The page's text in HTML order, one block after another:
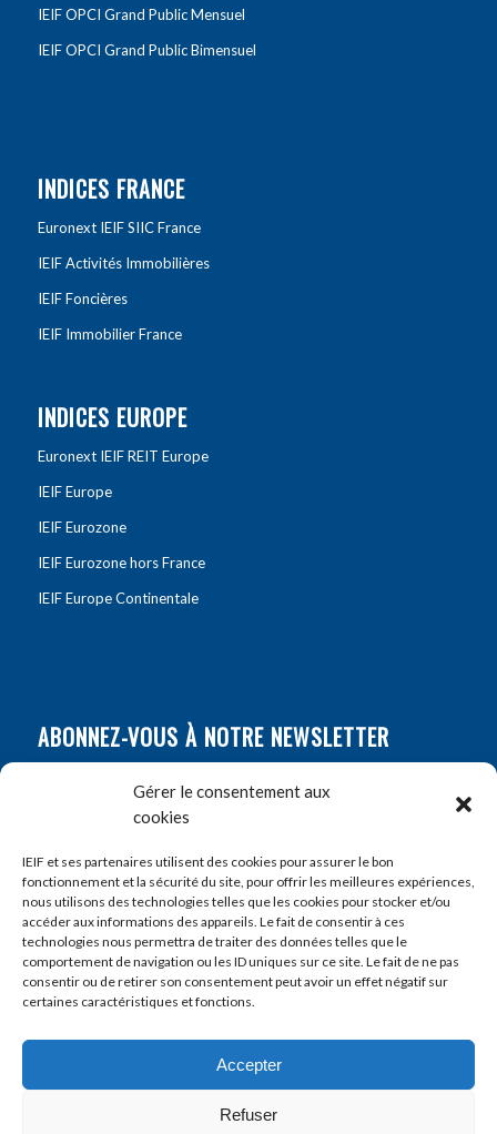
Gérer le consentement aux
cookies
IEIF et ses partenaires utilisent des cookies pour assurer le bon
fonctionnement et la sécurité du site, pour offrir les meilleures expériences,
nous utilisons des technologies telles que les cookies pour stocker et/ou
accéder aux informations des appareils. Le fait de consentir à ces
technologies nous permettra de traiter des données telles que le
comportement de navigation ou les ID uniques sur ce site. Le fait de ne pas
consentir ou de retirer son consentement peut avoir un effet négatif sur
certaines caractéristiques et fonctions.
Accepter
Refuser
IEIF OPCI Grand Public Mensuel
IEIF OPCI Grand Public Bimensuel
INDICES FRANCE
Euronext IEIF SIIC France
IEIF Activités Immobilières
IEIF Foncières
IEIF Immobilier France
INDICES EUROPE
Euronext IEIF REIT Europe
IEIF Europe
IEIF Eurozone
IEIF Eurozone hors France
IEIF Europe Continentale
ABONNEZ-VOUS À NOTRE NEWSLETTER
Prénom*
E-mail*